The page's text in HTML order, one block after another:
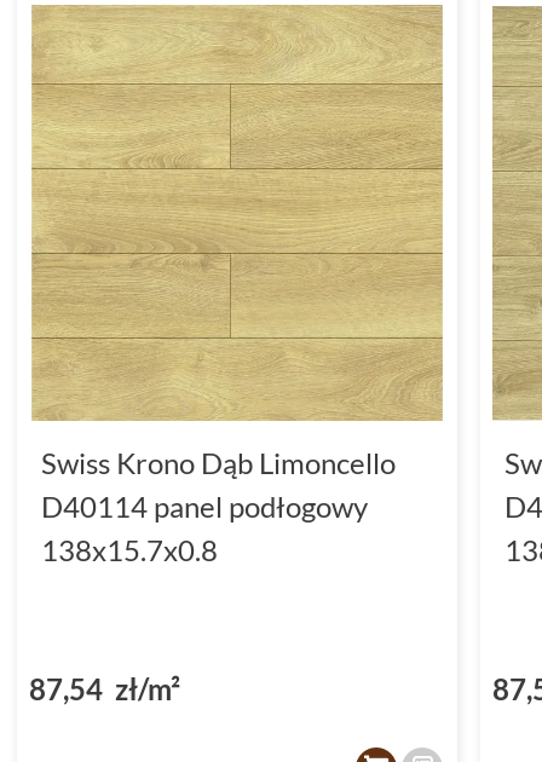
Swiss Krono Dąb Limoncello
D40114 panel podłogowy
138x15.7x0.8
87,54 zł/m²